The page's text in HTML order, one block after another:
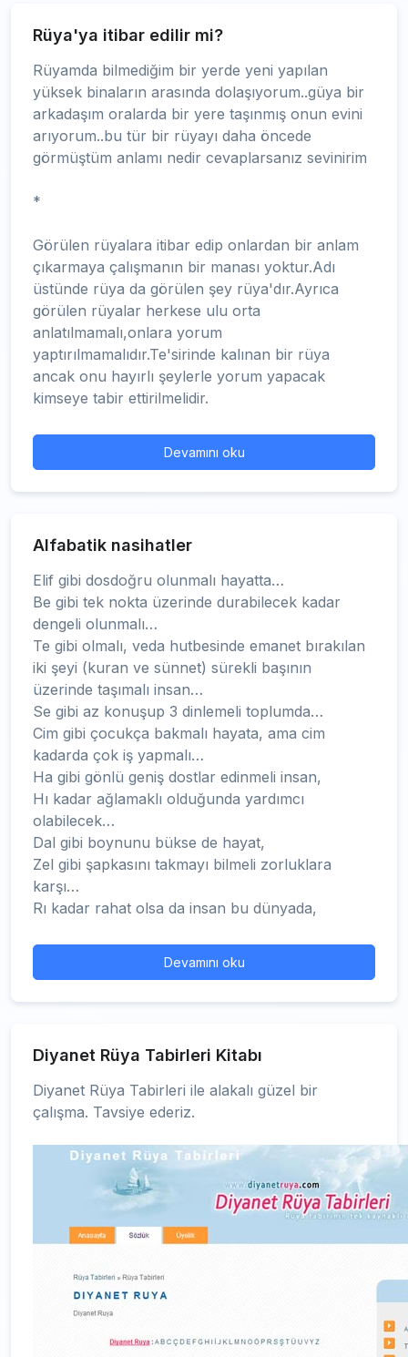
Rüya'ya itibar edilir mi?
Rüyamda bilmediğim bir yerde yeni yapılan
yüksek binaların arasında dolaşıyorum..güya bir
arkadaşım oralarda bir yere taşınmış onun evini
arıyorum..bu tür bir rüyayı daha öncede
görmüştüm anlamı nedir cevaplarsanız sevinirim
*
Görülen rüyalara itibar edip onlardan bir anlam
çıkarmaya çalışmanın bir manası yoktur.Adı
üstünde rüya da görülen şey rüya'dır.Ayrıca
görülen rüyalar herkese ulu orta
anlatılmamalı,onlara yorum
yaptırılmamalıdır.Te'sirinde kalınan bir rüya
ancak onu hayırlı şeylerle yorum yapacak
kimseye tabir ettirilmelidir.
Devamını oku
Alfabatik nasihatler
Elif gibi dosdoğru olunmalı hayatta…
Be gibi tek nokta üzerinde durabilecek kadar
dengeli olunmalı…
Te gibi olmalı, veda hutbesinde emanet bırakılan
iki şeyi (kuran ve sünnet) sürekli başının
üzerinde taşımalı insan…
Se gibi az konuşup 3 dinlemeli toplumda…
Cim gibi çocukça bakmalı hayata, ama cim
kadarda çok iş yapmalı…
Ha gibi gönlü geniş dostlar edinmeli insan,
Hı kadar ağlamaklı olduğunda yardımcı
olabilecek…
Dal gibi boynunu bükse de hayat,
Zel gibi şapkasını takmayı bilmeli zorluklara
karşı…
Rı kadar rahat olsa da insan bu dünyada,
Devamını oku
Diyanet Rüya Tabirleri Kitabı
Diyanet Rüya Tabirleri ile alakalı güzel bir
çalışma. Tavsiye ederiz.